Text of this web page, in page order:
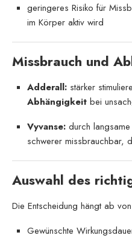
geringeres Risiko für
im Körper aktiv wird
Missbrauch und
Adderall: stärker
Abhängigkeit bei
Vyvanse: durch
schwerer missbrauchbar,
Auswahl des
Die Entscheidung hängt ab
Gewünschte